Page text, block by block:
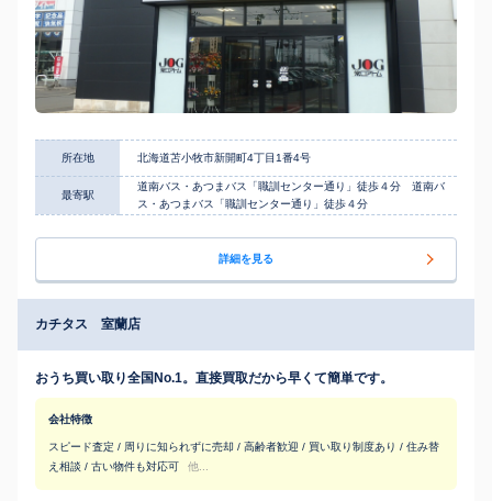
所在地 北海道苫小牧市新開町4丁目1番4号
最寄駅
道南バス・あつまバス「職訓センター通り」徒歩４分 道南バ
ス・あつまバス「職訓センター通り」徒歩４分
詳細を見る
カチタス 室蘭店
おうち買い取り全国No.1。直接買取だから早くて簡単です。
会社特徴
スピード査定 / 周りに知られずに売却 / 高齢者歓迎 / 買い取り制度あり / 住み替
え相談 / 古い物件も対応可
他...